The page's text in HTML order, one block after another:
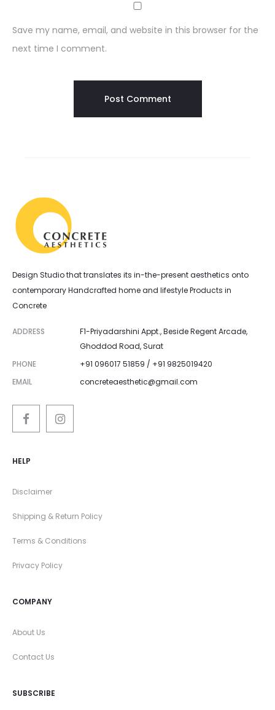
Save my name, email, and website in this browser for the
next time I comment.
Design Studio that translates its in-the-present aesthetics onto
contemporary Handcrafted home and lifestyle Products in
Concrete
ADDRESS
F1-Priyadarshini Appt., Beside Regent Arcade,
Ghoddod Road, Surat
PHONE
+91 096017 51859 / +91 9825019420
EMAIL
concreteaesthetic@gmail.com
HELP
Disclaimer
Shipping & Return Policy
Terms & Conditions
Privacy Policy
COMPANY
About Us
Contact Us
SUBSCRIBE